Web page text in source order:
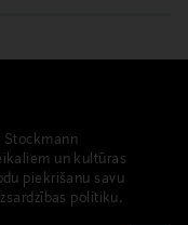
Stockmann
un kultūras
piekrišanu savu
politiku.